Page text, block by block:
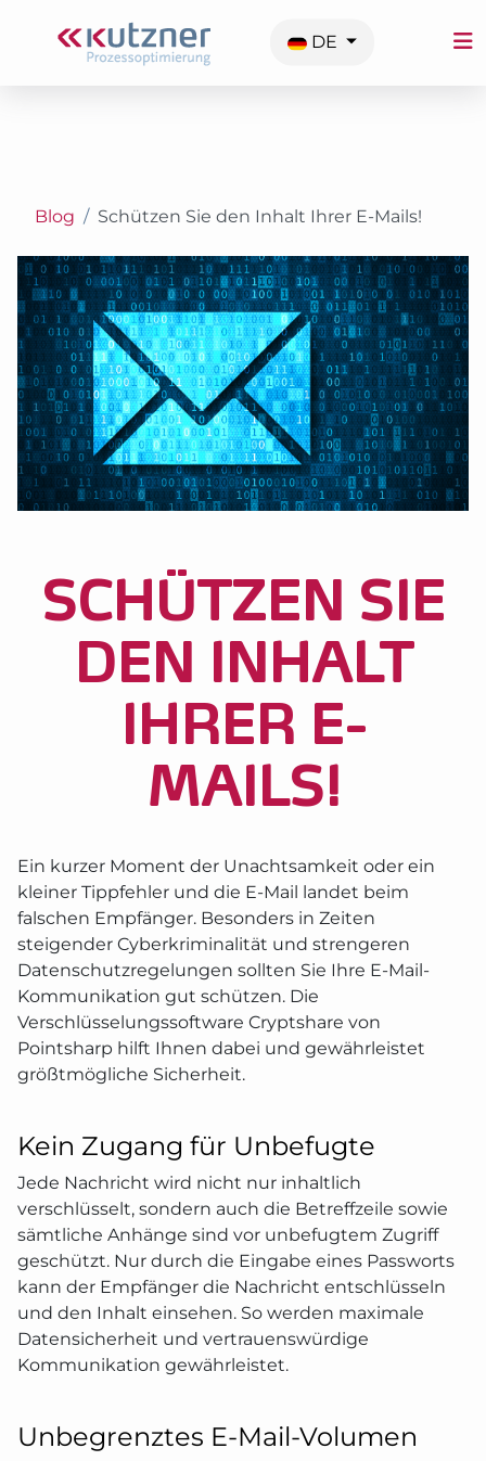
Sprache auswählen
DE
Blog Schützen Sie den Inhalt Ihrer E-Mails!
SCHÜTZEN SIE
DEN INHALT
IHRER E-
MAILS!
Ein kurzer Moment der Unachtsamkeit oder ein
kleiner Tippfehler und die E-Mail landet beim
falschen Empfänger. Besonders in Zeiten
steigender Cyberkriminalität und strengeren
Datenschutzregelungen sollten Sie Ihre E-Mail-
Kommunikation gut schützen. Die
Verschlüsselungssoftware Cryptshare von
Pointsharp hilft Ihnen dabei und gewährleistet
größtmögliche Sicherheit.
Kein Zugang für Unbefugte
Jede Nachricht wird nicht nur inhaltlich
verschlüsselt, sondern auch die Betreffzeile sowie
sämtliche Anhänge sind vor unbefugtem Zugriff
geschützt. Nur durch die Eingabe eines Passworts
kann der Empfänger die Nachricht entschlüsseln
und den Inhalt einsehen. So werden maximale
Datensicherheit und vertrauenswürdige
Kommunikation gewährleistet.
Unbegrenztes E-Mail-Volumen